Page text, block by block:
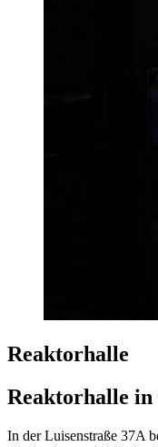
Reaktorhalle
Reaktorhalle
In der Luisenstraße 37A